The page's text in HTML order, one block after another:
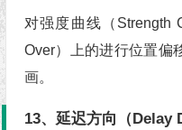
对强度曲线（Strength
Over）上的进行位置偏
画。
13、延迟方向（Delay